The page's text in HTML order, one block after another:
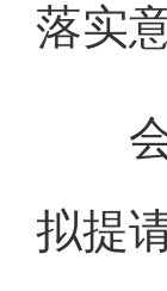
落实
会
拟提